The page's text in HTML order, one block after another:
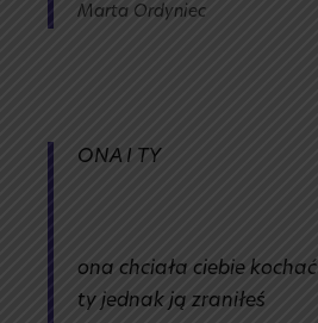
Marta Ordyniec
ONA I TY
ona chciała ciebie kochać
ty jednak ją zraniłeś